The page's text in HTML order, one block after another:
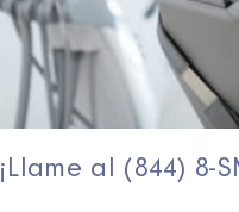
¡Llame al (844) 8-